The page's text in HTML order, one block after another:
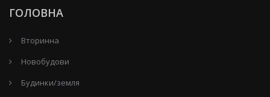
ГОЛОВНА
Вторинна
Новобудови
Будинки/земля